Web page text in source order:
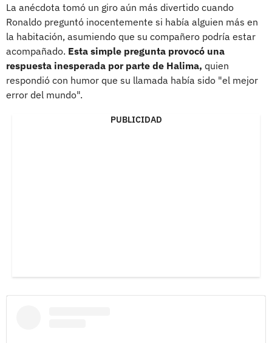
La anécdota tomó un giro aún más divertido cuando
Ronaldo preguntó inocentemente si había alguien más en
la habitación, asumiendo que su compañero podría estar
acompañado. Esta simple pregunta provocó una
respuesta inesperada por parte de Halima, quien
respondió con humor que su llamada había sido "el mejor
error del mundo".
PUBLICIDAD